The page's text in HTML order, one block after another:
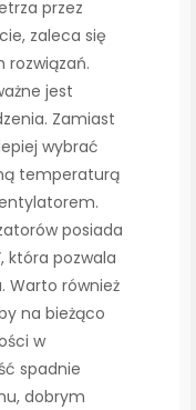
przez
zaleca się
rozwiązań.
jest
Zamiast
wybrać
temperaturą
posiada
która pozwala
Warto również
na bieżąco
w
spadnie
dobrym